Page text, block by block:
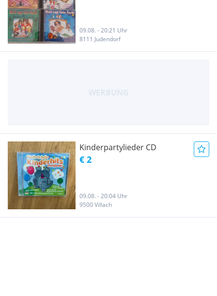
09.08. - 20:21 Uhr
8111 Judendorf
Kinderpartylieder CD
€ 2
09.08. - 20:04 Uhr
9500 Villach